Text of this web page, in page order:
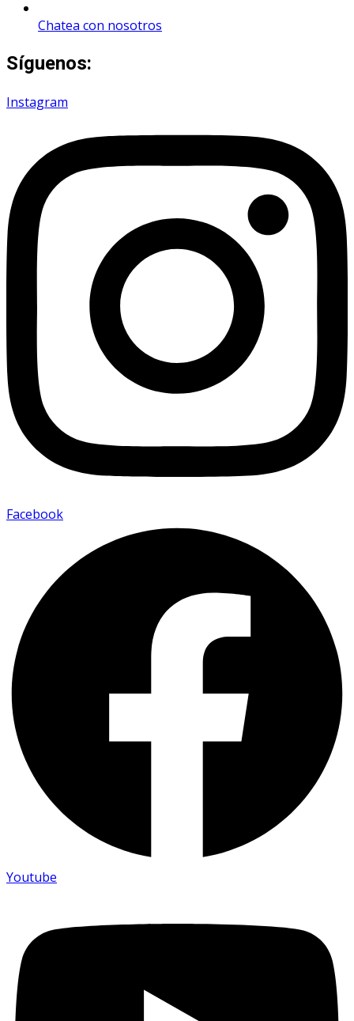
Chatea con nosotros
Síguenos:
Instagram
Facebook
Youtube